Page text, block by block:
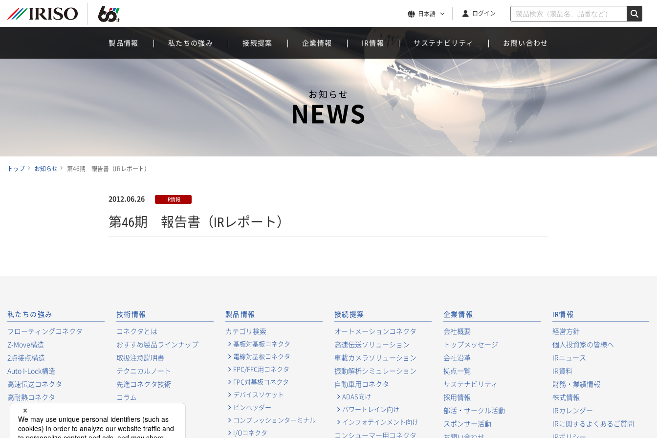
日本語 ログイン
製品情報 私たちの強み 接続提案 企業情報 IR情報 サステナビリティ お問い合わせ
お知らせ
NEWS
トップ お知らせ 第46期 報告書（IRレポート）
2012.06.26 IR情報
第46期 報告書（IRレポート）
私たちの強み
フローティングコネクタ
Z-Move構造
2点接点構造
Auto I-Lock構造
高速伝送コネクタ
高耐熱コネクタ
技術情報
コネクタとは
おすすめ製品ラインナップ
取扱注意説明書
テクニカルノート
先進コネクタ技術
コラム
コネクタ用語集
製品情報
カテゴリ検索
基板対基板コネクタ
電線対基板コネクタ
FPC/FFC用コネクタ
FPC対基板コネクタ
デバイスソケット
ピンヘッダー
コンプレッションターミナル
I/Oコネクタ
接続提案
オートメーションコネクタ
高速伝送ソリューション
車載カメラソリューション
振動解析シミュレーション
自動車用コネクタ
ADAS向け
パワートレイン向け
インフォテインメント向け
コンシューマー用コネクタ
企業情報
会社概要
トップメッセージ
会社沿革
拠点一覧
サステナビリティ
採用情報
部活・サークル活動
スポンサー活動
IR情報
経営方針
個人投資家の皆様へ
IRニュース
IR資料
財務・業績情報
株式情報
IRカレンダー
IRに関するよくあるご質問